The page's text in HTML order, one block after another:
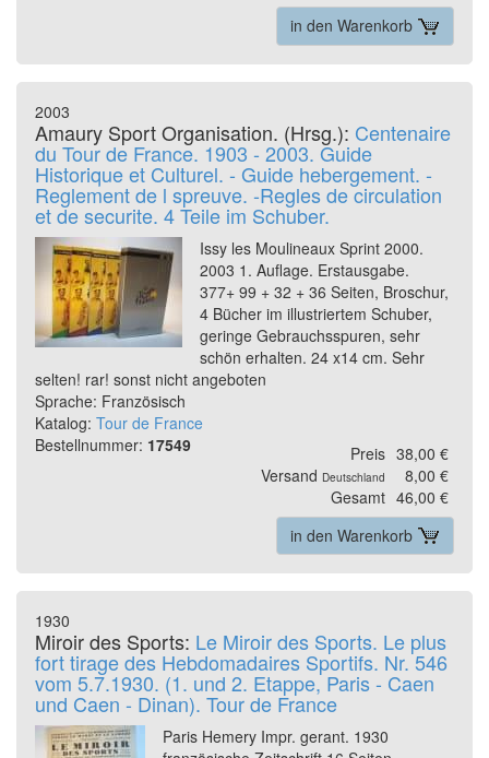
in den Warenkorb
2003
Amaury Sport Organisation. (Hrsg.): Centenaire
du Tour de France. 1903 - 2003. Guide
Historique et Culturel. - Guide hebergement. -
Reglement de l spreuve. -Regles de circulation
et de securite. 4 Teile im Schuber.
Issy les Moulineaux Sprint 2000.
2003 1. Auflage. Erstausgabe.
377+ 99 + 32 + 36 Seiten, Broschur,
4 Bücher im illustriertem Schuber,
geringe Gebrauchsspuren, sehr
schön erhalten. 24 x14 cm. Sehr
selten! rar! sonst nicht angeboten
Sprache: Französisch
Katalog: Tour de France
Bestellnummer: 17549 Preis 38,00 €
Versand Deutschland
8,00 €
Gesamt 46,00 €
in den Warenkorb
1930
Miroir des Sports: Le Miroir des Sports. Le plus
fort tirage des Hebdomadaires Sportifs. Nr. 546
vom 5.7.1930. (1. und 2. Etappe, Paris - Caen
und Caen - Dinan). Tour de France
Paris Hemery Impr. gerant. 1930